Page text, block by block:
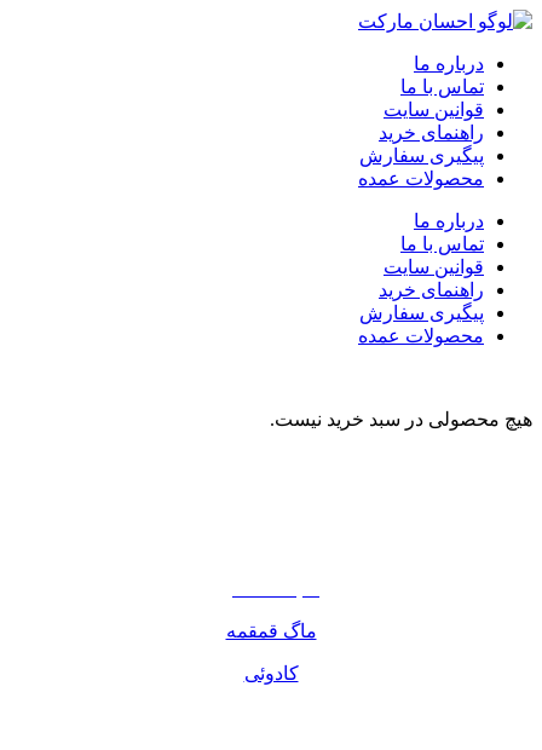
درباره ما
تماس با ما
قوانین سایت
راهنمای خرید
پیگیری سفارش
محصولات عمده
درباره ما
تماس با ما
قوانین سایت
راهنمای خرید
پیگیری سفارش
محصولات عمده
هیچ محصولی در سبد خرید نیست.
ماگ قمقمه
کادوئی